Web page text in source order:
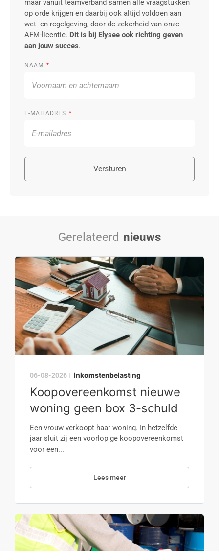
maar vanuit teamverband samen alle vraagstukken
op orde krijgen en daarbij ook altijd voldoen aan
wet- en regelgeving, door de zekerheid van onze
AFM-licentie. Dit is bij Elysee ook richting geven
aan jouw succes.
NAAM
E-MAILADRES
Versturen
Gerelateerd nieuws
06-08-2026 | Inkomstenbelasting
Koopovereenkomst nieuwe
woning geen box 3-schuld
Een vrouw verkoopt haar woning. In hetzelfde
jaar sluit zij een voorlopige koopovereenkomst
voor een...
Lees meer